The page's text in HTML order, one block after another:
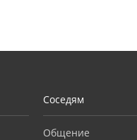
Соседям
Общение